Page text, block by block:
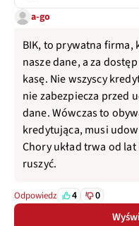
a-go
BIK, to prywatna firma,
nasze dane, a za
kasę. Nie wszyscy
nie zabezpiecza przed
dane. Wówczas to
kredytująca, musi
Chory układ trwa od
ruszyć.
Odpowiedz 4 0